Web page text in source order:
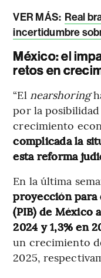
VER MÁS: Real
incertidumbre
México: el
retos en
“El nearshoring
por la
crecimiento
complicada la
esta reforma
En la última
proyección
(PIB) de México
2024 y 1,3% en
un crecimiento
2025,